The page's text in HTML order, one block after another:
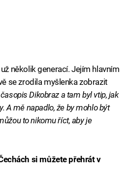
několik generací. Jejím hlavním
se zrodila myšlenka zobrazit
Dikobraz a tam byl vtip, jak
A mě napadlo, že by mohlo být
to nikomu říct, aby je
si můžete přehrát v